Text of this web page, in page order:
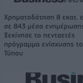
Χρηματοδότηση 8 εκατ.
σε 843 μέσα
Ξεκίνησε το πενταετές
πρόγραμμα ενίσχυσης
Τύπου